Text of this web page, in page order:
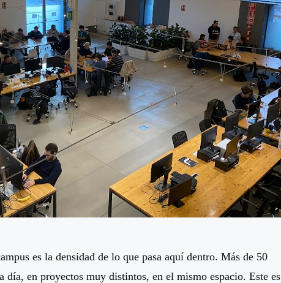
es la densidad de lo que pasa aquí dentro. Más de 50
día, en proyectos muy distintos, en el mismo espacio. Este es